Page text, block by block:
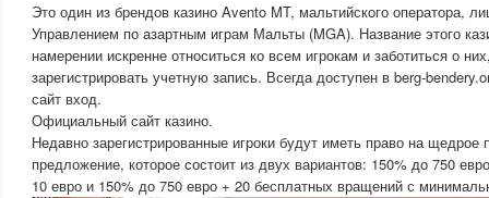
Это один из брендов казино Avento MT, мальтийского оператора,
Управлением по азартным играм Мальты (MGA). Название этого
намерении искренне относиться ко всем игрокам и заботиться о
зарегистрировать учетную запись. Всегда доступен в berg-
сайт вход.
Официальный сайт казино.
Недавно зарегистрированные игроки будут иметь право на щедрое
предложение, которое состоит из двух вариантов: 150% до 750
10 евро и 150% до 750 евро + 20 бесплатных вращений с